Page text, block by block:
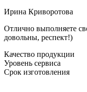
Ирина Криворотова
Отлично выполняете
довольны, респект!)
Качество продукции
Уровень сервиса
Срок изготовления